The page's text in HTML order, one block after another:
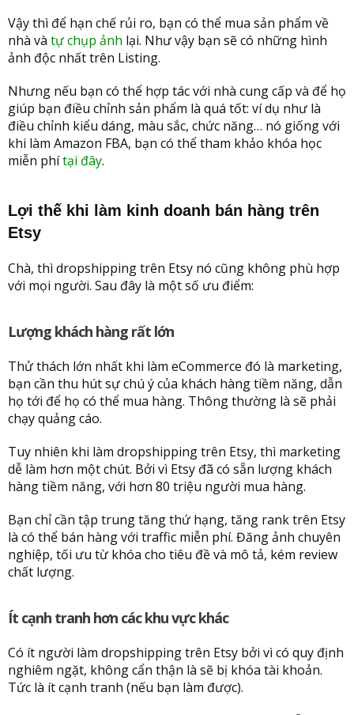
Vậy thì để hạn chế rủi ro, bạn có thể mua sản phẩm về
nhà và tự chụp ảnh lại. Như vậy bạn sẽ có những hình
ảnh độc nhất trên Listing.
Nhưng nếu bạn có thể hợp tác với nhà cung cấp và để họ
giúp bạn điều chỉnh sản phẩm là quá tốt: ví dụ như là
điều chỉnh kiểu dáng, màu sắc, chức năng… nó giống với
khi làm Amazon FBA, bạn có thể tham khảo khóa học
miễn phítại đây.
Lợi thế khi làm kinh doanh bán hàng trên
Etsy
Chà, thì dropshipping trên Etsy nó cũng không phù hợp
với mọi người. Sau đây là một số ưu điểm:
Lượng khách hàng rất lớn
Thử thách lớn nhất khi làm eCommerce đó là marketing,
bạn cần thu hút sự chú ý của khách hàng tiềm năng, dẫn
họ tới để họ có thể mua hàng. Thông thường là sẽ phải
chạy quảng cáo.
Tuy nhiên khi làm dropshipping trên Etsy, thì marketing
dễ làm hơn một chút. Bởi vì Etsy đã có sẵn lượng khách
hàng tiềm năng, với hơn 80 triệu người mua hàng.
Bạn chỉ cần tập trung tăng thứ hạng, tăng rank trên Etsy
là có thể bán hàng với traffic miễn phí. Đăng ảnh chuyên
nghiệp, tối ưu từ khóa cho tiêu đề và mô tả, kém review
chất lượng.
Ít cạnh tranh hơn các khu vực khác
Có ít người làm dropshipping trên Etsy bởi vì có quy định
nghiêm ngặt, không cẩn thận là sẽ bị khóa tài khoản.
Tức là ít cạnh tranh (nếu bạn làm được).